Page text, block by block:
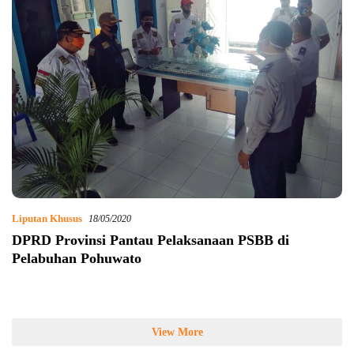
Liputan Khusus 18/05/2020
DPRD Provinsi Pantau Pelaksanaan PSBB di
Pelabuhan Pohuwato
View More